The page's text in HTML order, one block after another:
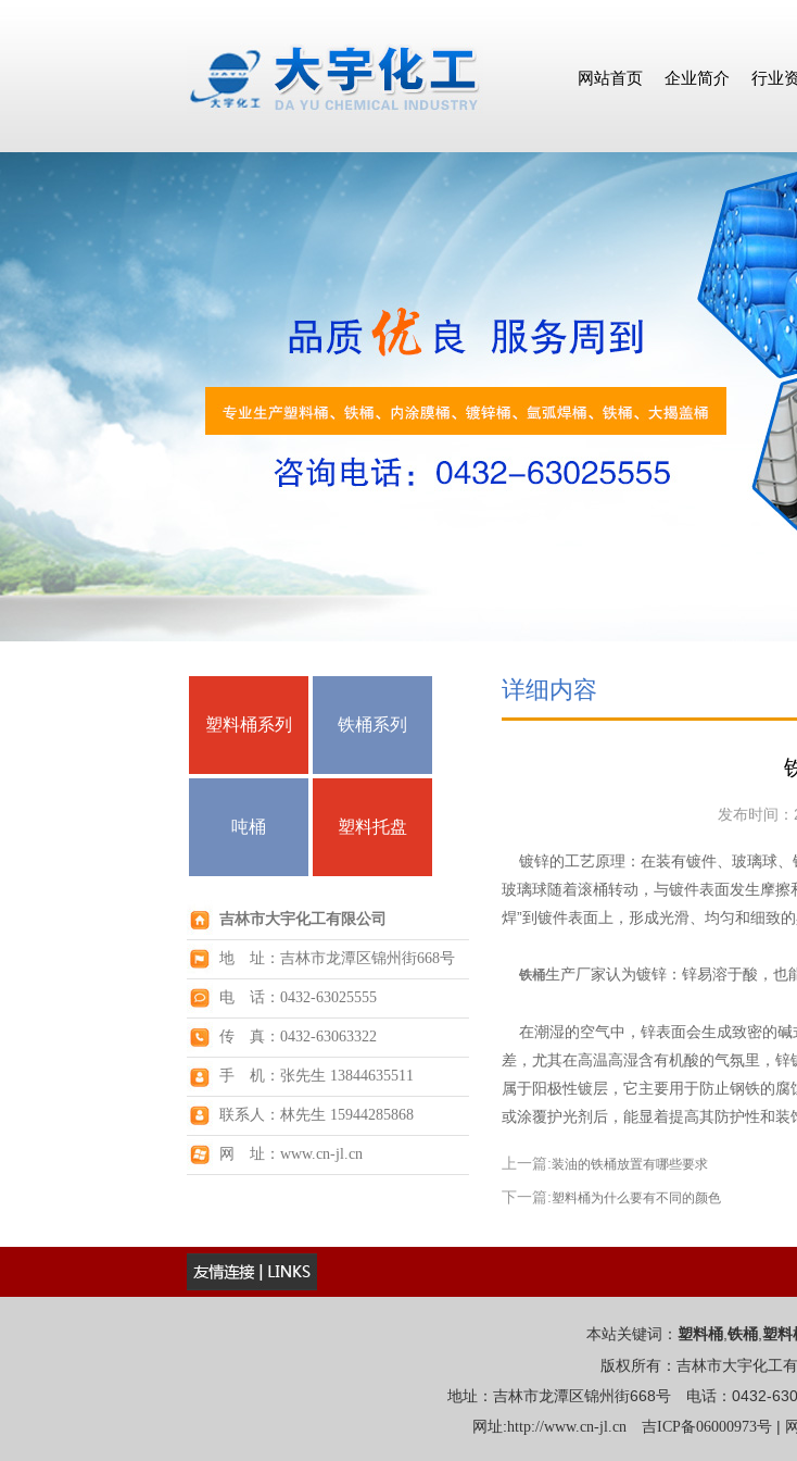
网站首页 企业简介 行业
塑料桶系列 铁桶系列
吨桶 塑料托盘
吉林市大宇化工有限公司
地 址：吉林市龙潭区锦州街668号
电 话：0432-63025555
传 真：0432-63063322
手 机：张先生 13844635511
联系人：林先生 15944285868
网 址：www.cn-jl.cn
详细内容
发布时间
镀锌的工艺原理：在装有镀件、玻璃球、
玻璃球随着滚桶转动，与镀件表面发生摩
焊”到镀件表面上，形成光滑、均匀和细致
铁桶生产厂家认为镀锌：锌易溶于酸，也
在潮湿的空气中，锌表面会生成致密的碱
差，尤其在高温高湿含有机酸的气氛里，
属于阳极性镀层，它主要用于防止钢铁的
或涂覆护光剂后，能显着提高其防护性和装
上一篇:装油的铁桶放置有哪些要求
下一篇:塑料桶为什么要有不同的颜色
本站关键词： 塑料桶 铁桶 塑料
版权所有：吉林市大宇化工
地址：吉林市龙潭区锦州街668号 电话：0432-
网址:http://www.cn-jl.cn 吉ICP备06000973号 |